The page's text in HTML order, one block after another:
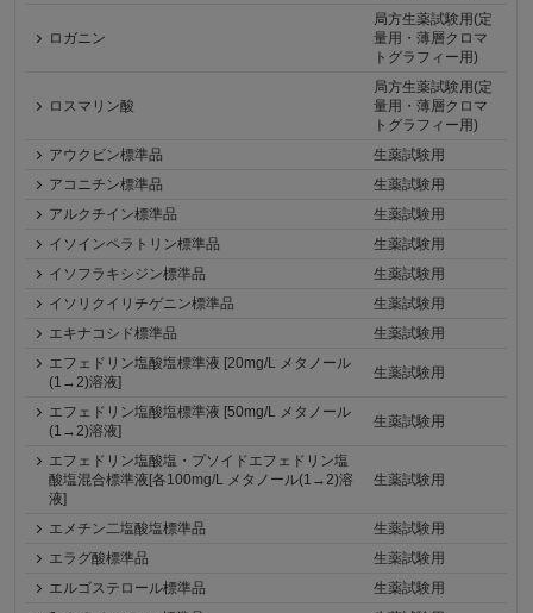
ロガニン
局方生薬試験用(定
量用・薄層クロマ
トグラフィー用)
ロスマリン酸
局方生薬試験用(定
量用・薄層クロマ
トグラフィー用)
アウクビン標準品
生薬試験用
アコニチン標準品
生薬試験用
アルクチイン標準品
生薬試験用
イソインペラトリン標準品
生薬試験用
イソフラキシジン標準品
生薬試験用
イソリクイリチゲニン標準品
生薬試験用
エキナコシド標準品
生薬試験用
エフェドリン塩酸塩標準液 [20mg/L メタノール
(1→2)溶液]
生薬試験用
エフェドリン塩酸塩標準液 [50mg/L メタノール
(1→2)溶液]
生薬試験用
エフェドリン塩酸塩・プソイドエフェドリン塩
酸塩混合標準液[各100mg/L メタノール(1→2)溶
液]
生薬試験用
エメチン二塩酸塩標準品
生薬試験用
エラグ酸標準品
生薬試験用
エルゴステロール標準品
生薬試験用